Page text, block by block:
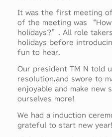
It was the first meeting
of the meeting was
“
holidays?” . All role
holidays before
fun to hear.
Our president TM N told
resolution,and swore to
enjoyable and make new
ourselves more!
We had a induction
grateful to start new year!